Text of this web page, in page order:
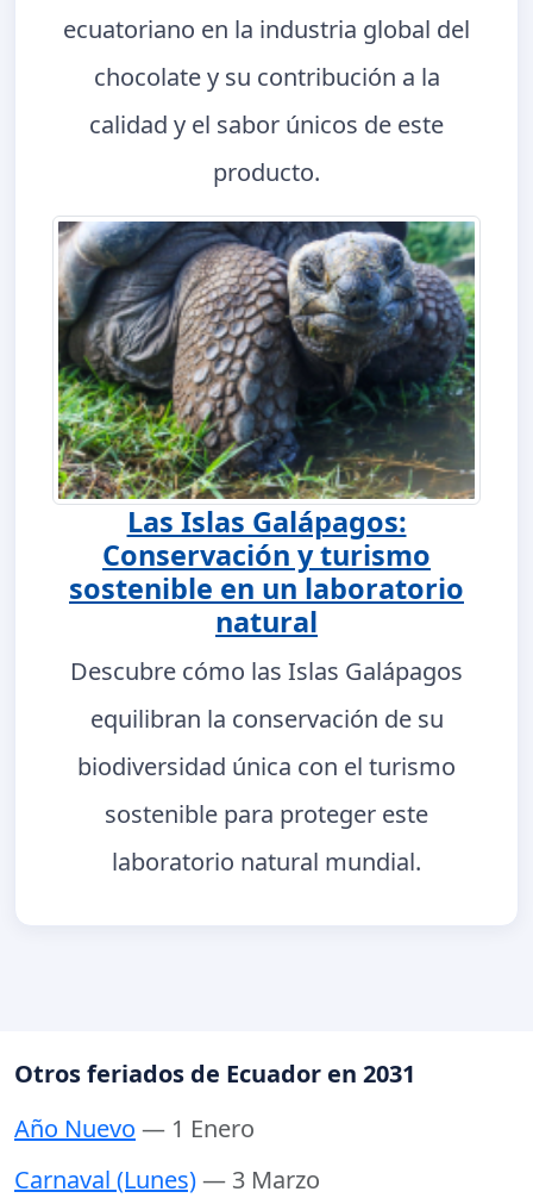
ecuatoriano en la industria global del
chocolate y su contribución a la
calidad y el sabor únicos de este
producto.
Las Islas Galápagos:
Conservación y turismo
sostenible en un laboratorio
natural
Descubre cómo las Islas Galápagos
equilibran la conservación de su
biodiversidad única con el turismo
sostenible para proteger este
laboratorio natural mundial.
Otros feriados de Ecuador en 2031
Año Nuevo — 1 Enero
Carnaval (Lunes)— 3 Marzo